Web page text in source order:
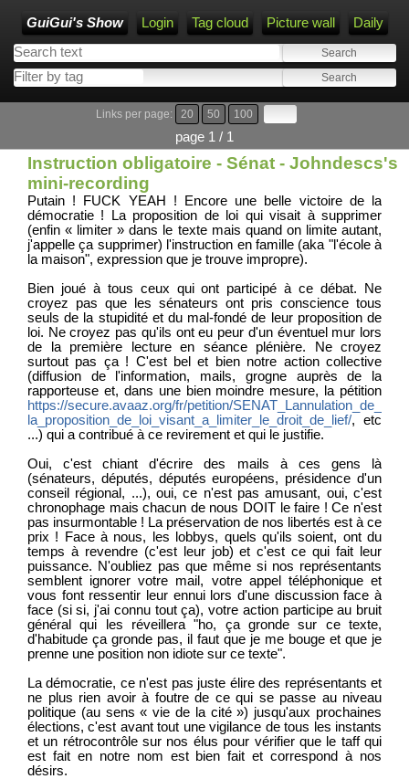
GuiGui's Show Login Tag cloud Picture wall Daily
Links per page: 20 50 100
page 1 / 1
Instruction obligatoire - Sénat - Johndescs's
mini-recording
Putain ! FUCK YEAH ! Encore une belle victoire de la
démocratie ! La proposition de loi qui visait à supprimer
(enfin « limiter » dans le texte mais quand on limite autant,
j'appelle ça supprimer) l'instruction en famille (aka "l'école à
la maison", expression que je trouve impropre).
Bien joué à tous ceux qui ont participé à ce débat. Ne
croyez pas que les sénateurs ont pris conscience tous
seuls de la stupidité et du mal-fondé de leur proposition de
loi. Ne croyez pas qu'ils ont eu peur d'un éventuel mur lors
de la première lecture en séance plénière. Ne croyez
surtout pas ça ! C'est bel et bien notre action collective
(diffusion de l'information, mails, grogne auprès de la
rapporteuse et, dans une bien moindre mesure, la pétition
https://secure.avaaz.org/fr/petition/SENAT_Lannulation_de_
la_proposition_de_loi_visant_a_limiter_le_droit_de_lief/, etc
...) qui a contribué à ce revirement et qui le justifie.
Oui, c'est chiant d'écrire des mails à ces gens là
(sénateurs, députés, députés européens, présidence d'un
conseil régional, ...), oui, ce n'est pas amusant, oui, c'est
chronophage mais chacun de nous DOIT le faire ! Ce n'est
pas insurmontable ! La préservation de nos libertés est à ce
prix ! Face à nous, les lobbys, quels qu'ils soient, ont du
temps à revendre (c'est leur job) et c'est ce qui fait leur
puissance. N'oubliez pas que même si nos représentants
semblent ignorer votre mail, votre appel téléphonique et
vous font ressentir leur ennui lors d'une discussion face à
face (si si, j'ai connu tout ça), votre action participe au bruit
général qui les réveillera "ho, ça gronde sur ce texte,
d'habitude ça gronde pas, il faut que je me bouge et que je
prenne une position non idiote sur ce texte".
La démocratie, ce n'est pas juste élire des représentants et
ne plus rien avoir à foutre de ce qui se passe au niveau
politique (au sens « vie de la cité ») jusqu'aux prochaines
élections, c'est avant tout une vigilance de tous les instants
et un rétrocontrôle sur nos élus pour vérifier que le taff qui
est fait en notre nom est bien fait et correspond à nos
désirs.